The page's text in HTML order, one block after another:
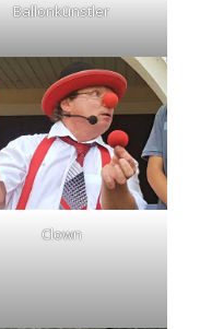
Ballonkünstler
Clown